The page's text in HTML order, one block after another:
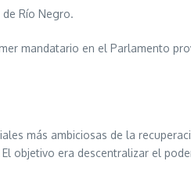
Río Negro.
mandatario en el Parlamento
más ambiciosas de la
objetivo era descentralizar el